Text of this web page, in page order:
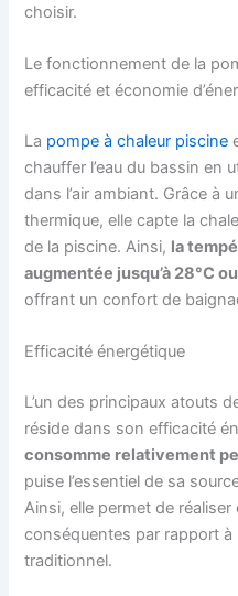
choisir.
Le fonctionnement de la
efficacité et économie
La pompe à chaleur piscine
chauffer l’eau du bassin en
dans l’air ambiant. Grâce à
thermique, elle capte la
de la piscine. Ainsi, la
augmentée jusqu’à 28°C
offrant un confort de
Efficacité énergétique
L’un des principaux atouts
réside dans son efficacité
consomme relativement
puise l’essentiel de sa
Ainsi, elle permet de
conséquentes par rapport
traditionnel.